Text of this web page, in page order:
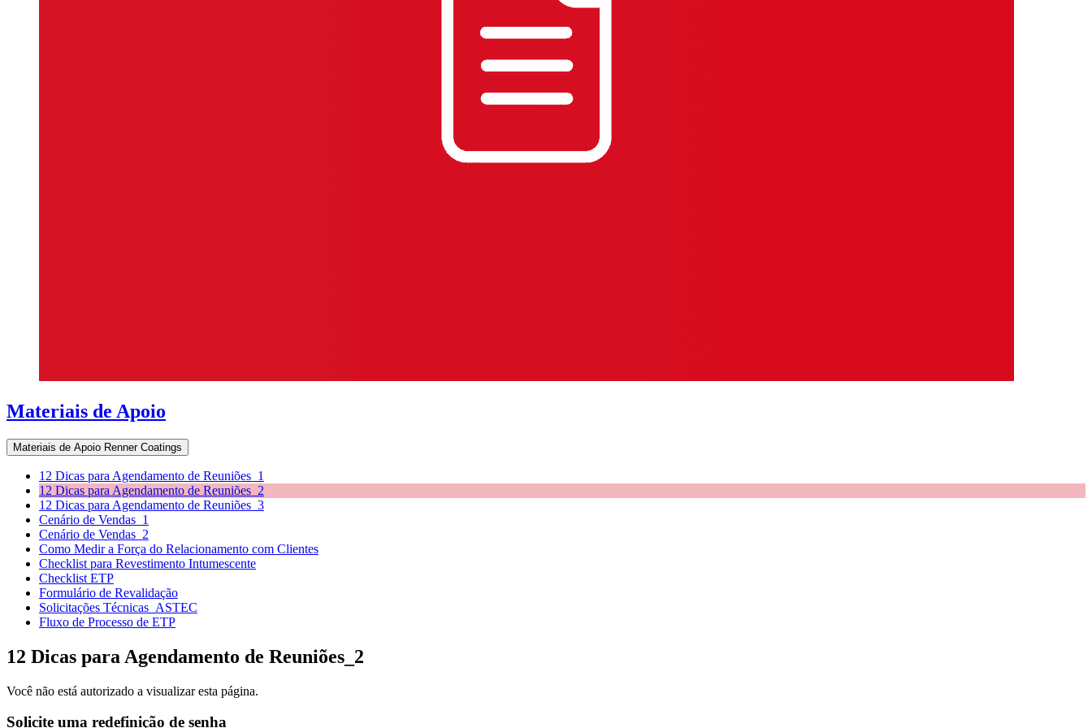
Materiais de Apoio
Materiais de Apoio Renner Coatings
12 Dicas para Agendamento de Reuniões_1
12 Dicas para Agendamento de Reuniões_2
12 Dicas para Agendamento de Reuniões_3
Cenário de Vendas_1
Cenário de Vendas_2
Como Medir a Força do Relacionamento com Clientes
Checklist para Revestimento Intumescente
Checklist ETP
Formulário de Revalidação
Solicitações Técnicas_ASTEC
Fluxo de Processo de ETP
12 Dicas para Agendamento de Reuniões_2
Você não está autorizado a visualizar esta página.
Solicite uma redefinição de senha